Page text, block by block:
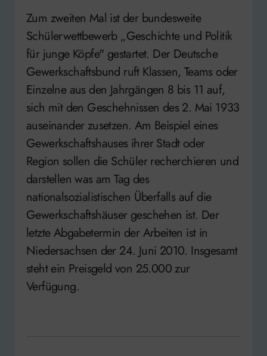
Zum zweiten Mal ist der bundesweite
Schülerwettbewerb „Geschichte und Politik
für junge Köpfe" gestartet. Der Deutsche
Gewerkschaftsbund ruft Klassen, Teams oder
Einzelne aus den Jahrgängen 8 bis 11 auf,
sich mit den Geschehnissen des 2. Mai 1933
auseinander zusetzen. Am Beispiel eines
Gewerkschaftshauses ihrer Stadt oder
Region sollen die Schüler recherchieren und
darstellen was am Tag des
nationalsozialistischen Überfalls auf die
Gewerkschaftshäuser geschehen ist. Der
letzte Abgabetermin der Arbeiten ist in
Niedersachsen der 24. Juni 2010. Insgesamt
steht ein Preisgeld von 25.000 zur
Verfügung.